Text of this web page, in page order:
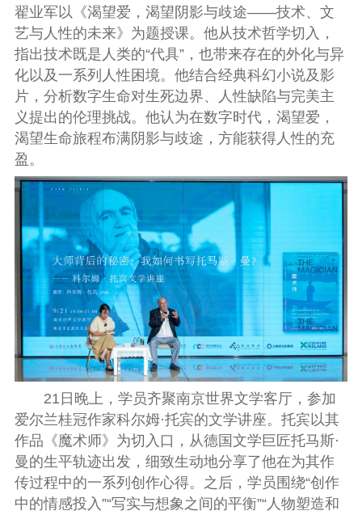
翟业军以《渴望爱，渴望阴影与歧途——技术、文
艺与人性的未来》为题授课。他从技术哲学切入，
指出技术既是人类的“代具”，也带来存在的外化与异
化以及一系列人性困境。他结合经典科幻小说及影
片，分析数字生命对生死边界、人性缺陷与完美主
义提出的伦理挑战。他认为在数字时代，渴望爱，
渴望生命旅程布满阴影与歧途，方能获得人性的充
盈。
21日晚上，学员齐聚南京世界文学客厅，参加
爱尔兰桂冠作家科尔姆·托宾的文学讲座。托宾以其
作品《魔术师》为切入口，从德国文学巨匠托马斯·
曼的生平轨迹出发，细致生动地分享了他在为其作
传过程中的一系列创作心得。之后，学员围绕“创作
中的情感投入”“写实与想象之间的平衡”“人物塑造和